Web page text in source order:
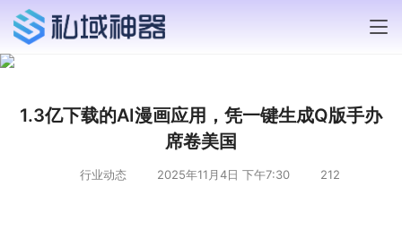
1.3亿下载的AI漫画应用，凭一键生成Q版手办
席卷美国
行业动态 2025年11月4日 下午7:30 212